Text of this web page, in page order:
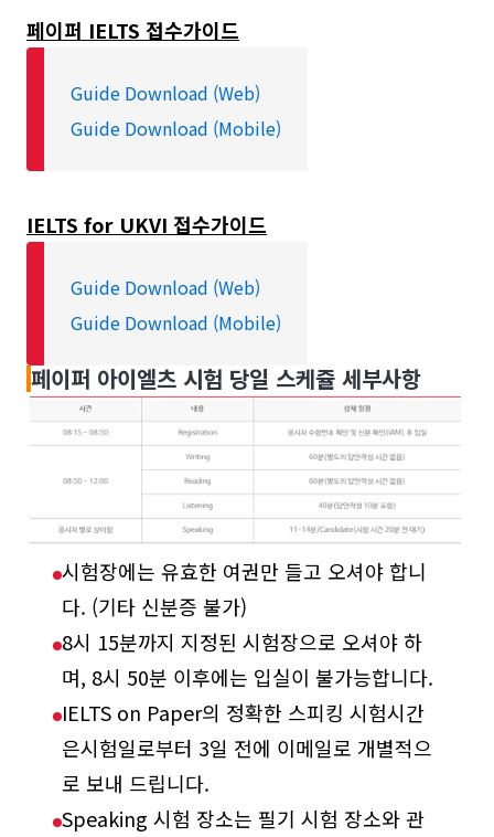
원
광주
광주 유니언어학
원
페이퍼 IELTS 접수가이드
Guide Download (Web)
Guide Download (Mobile)
IELTS for UKVI 접수가이드
Guide Download (Web)
Guide Download (Mobile)
페이퍼 아이엘츠 시험 당일 스케쥴 세부사항
시험장에는 유효한 여권만 들고 오셔야 합니
다. (기타 신분증 불가)
8시 15분까지 지정된 시험장으로 오셔야 하
며, 8시 50분 이후에는 입실이 불가능합니다.
IELTS on Paper의 정확한 스피킹 시험시간
은시험일로부터 3일 전에 이메일로 개별적으
로 보내 드립니다.
Speaking 시험 장소는 필기 시험 장소와 관